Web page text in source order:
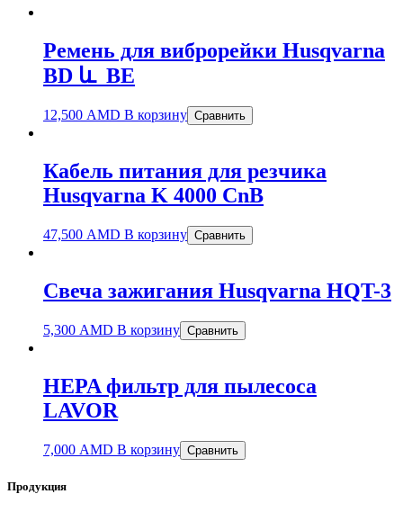
Ремень для виброрейки Husqvarna
BD և BE
12,500 AMD В корзину Сравнить
Кабель питания для резчика
Husqvarna K 4000 CnB
47,500 AMD В корзину Сравнить
Свеча зажигания Husqvarna HQT-3
5,300 AMD В корзину Сравнить
HEPA фильтр для пылесоса
LAVOR
7,000 AMD В корзину Сравнить
Продукция